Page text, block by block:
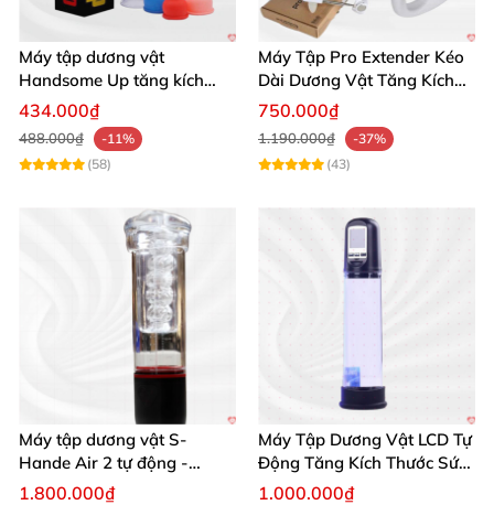
Máy tập dương vật
Handsome Up tăng kích
thước hiệu quả nhanh
434.000₫
488.000₫
-11%
(58)
Máy Tập Pro Extender Kéo
Dài Dương Vật Tăng Kích
Thước Hiệu Quả
750.000₫
1.190.000₫
-37%
(43)
Máy tập dương vật S-
Hande Air 2 tự động -
Rung, Hút, Tăng kích thước
1.800.000₫
Máy Tập Dương Vật LCD Tự
Động Tăng Kích Thước Sức
Bền
1.000.000₫